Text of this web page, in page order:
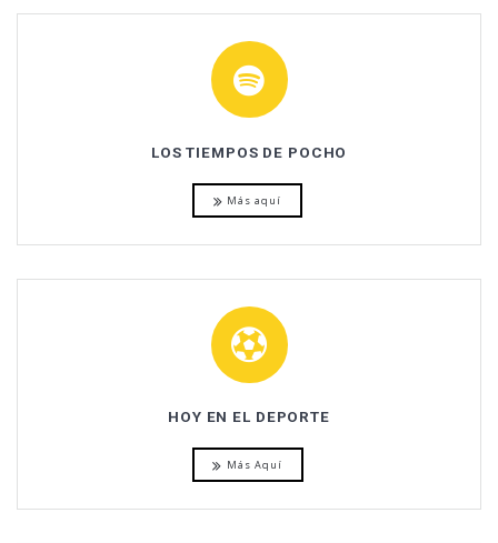
LOS TIEMPOS DE POCHO
Más aquí
HOY EN EL DEPORTE
Más Aquí